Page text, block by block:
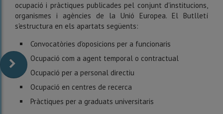
ocupació i pràctiques publicades pel conjunt d'institucions,
organismes i agències de la Unió Europea. El Butlletí
s'estructura en els apartats següents:
Convocatòries d'oposicions per a funcionaris
Ocupació com a agent temporal o contractual
Ocupació per a personal directiu
Ocupació en centres de recerca
Pràctiques per a graduats universitaris